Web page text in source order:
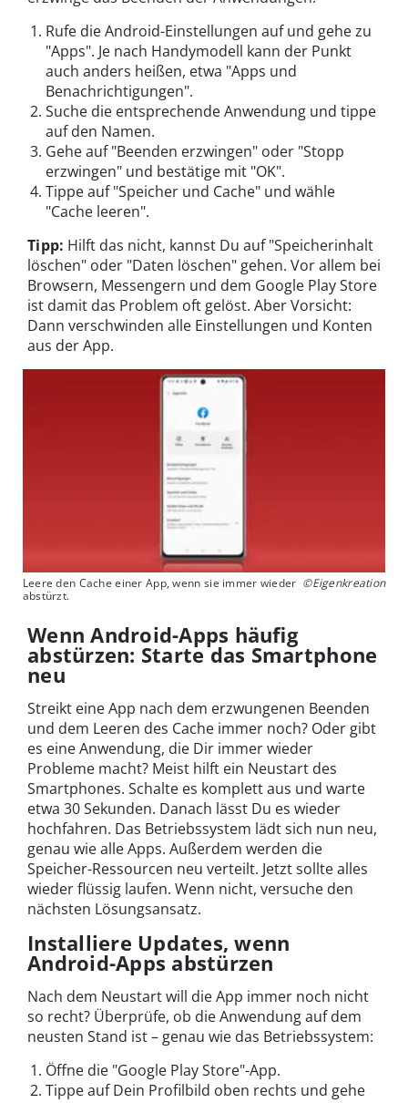
Rufe die Android-Einstellungen auf und gehe zu
"Apps". Je nach Handymodell kann der Punkt
auch anders heißen, etwa "Apps und
Benachrichtigungen".
Suche die entsprechende Anwendung und tippe
auf den Namen.
Gehe auf "Beenden erzwingen" oder "Stopp
erzwingen" und bestätige mit "OK".
Tippe auf "Speicher und Cache" und wähle
"Cache leeren".
Tipp: Hilft das nicht, kannst Du auf "Speicherinhalt
löschen" oder "Daten löschen" gehen. Vor allem bei
Browsern, Messengern und dem Google Play Store
ist damit das Problem oft gelöst. Aber Vorsicht:
Dann verschwinden alle Einstellungen und Konten
aus der App.
Leere den Cache einer App, wenn sie immer wieder
abstürzt.
©Eigenkreation
Wenn Android-Apps häufig
abstürzen: Starte das Smartphone
neu
Streikt eine App nach dem erzwungenen Beenden
und dem Leeren des Cache immer noch? Oder gibt
es eine Anwendung, die Dir immer wieder
Probleme macht? Meist hilft ein Neustart des
Smartphones. Schalte es komplett aus und warte
etwa 30 Sekunden. Danach lässt Du es wieder
hochfahren. Das Betriebssystem lädt sich nun neu,
genau wie alle Apps. Außerdem werden die
Speicher-Ressourcen neu verteilt. Jetzt sollte alles
wieder flüssig laufen. Wenn nicht, versuche den
nächsten Lösungsansatz.
Installiere Updates, wenn
Android-Apps abstürzen
Nach dem Neustart will die App immer noch nicht
so recht? Überprüfe, ob die Anwendung auf dem
neusten Stand ist – genau wie das Betriebssystem:
Öffne die "Google Play Store"-App.
Tippe auf Dein Profilbild oben rechts und gehe